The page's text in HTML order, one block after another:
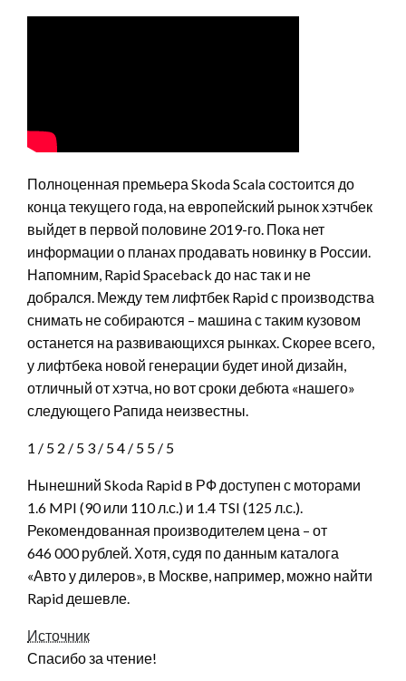
Полноценная премьера Skoda Scala состоится до
конца текущего года, на европейский рынок хэтчбек
выйдет в первой половине 2019-го. Пока нет
информации о планах продавать новинку в России.
Напомним, Rapid Spaceback до нас так и не
добрался. Между тем лифтбек Rapid с производства
снимать не собираются – машина с таким кузовом
останется на развивающихся рынках. Скорее всего,
у лифтбека новой генерации будет иной дизайн,
отличный от хэтча, но вот сроки дебюта «нашего»
следующего Рапида неизвестны.
1 / 5 2 / 5 3 / 54 / 5 5 / 5
Нынешний Skoda Rapid в РФ доступен с моторами
1.6 MPI (90 или 110 л.с.) и 1.4 TSI (125 л.с.).
Рекомендованная производителем цена – от
646 000 рублей. Хотя, судя по данным каталога
«Авто у дилеров», в Москве, например, можно найти
Rapid дешевле.
Источник
Спасибо за чтение!